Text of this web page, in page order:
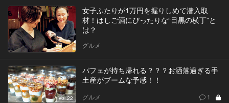
女子ふたりが1万円を握りしめて潜入取
材！はしご酒にぴったりな“目黒の横丁”と
は？
グルメ
Vol.22
パフェが持ち帰れる？？？お洒落過ぎる手
土産がブームな予感！！
グルメ 1